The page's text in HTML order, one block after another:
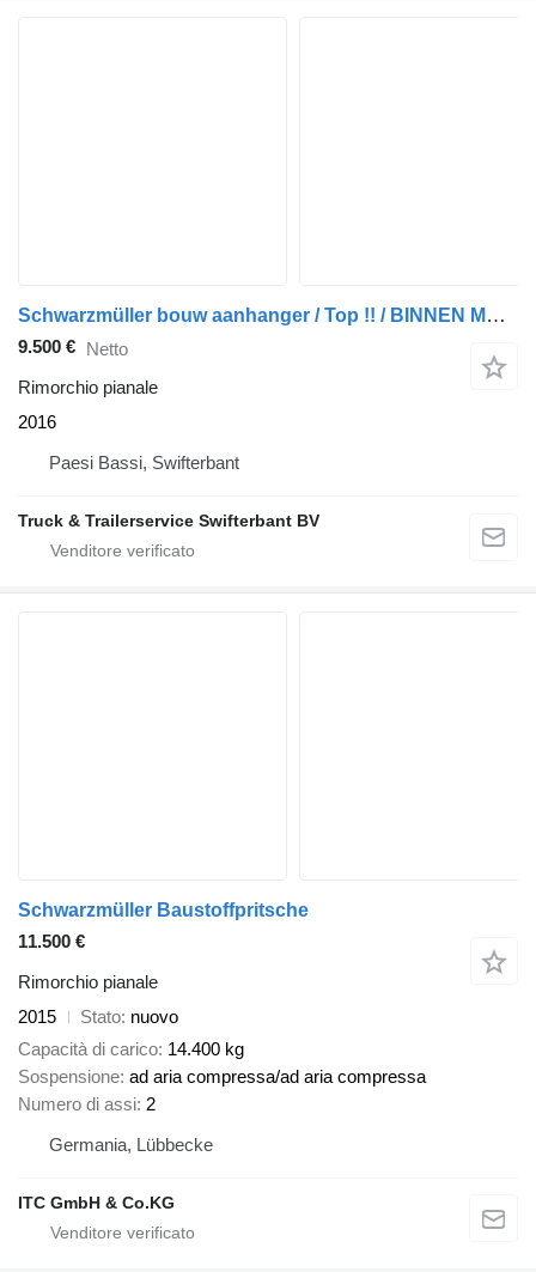
Schwarzmüller bouw aanhanger / Top !! / BINNEN MAAT 6.90 X 2.50 X 0.90 CM
9.500 € Netto
Rimorchio pianale
2016
Paesi Bassi, Swifterbant
Truck & Trailerservice Swifterbant BV
Schwarzmüller Baustoffpritsche
11.500 €
Rimorchio pianale
2015
Stato nuovo
Capacità di carico 14.400 kg
Sospensione ad aria compressa/ad aria compressa
Numero di assi 2
Germania, Lübbecke
ITC GmbH & Co.KG